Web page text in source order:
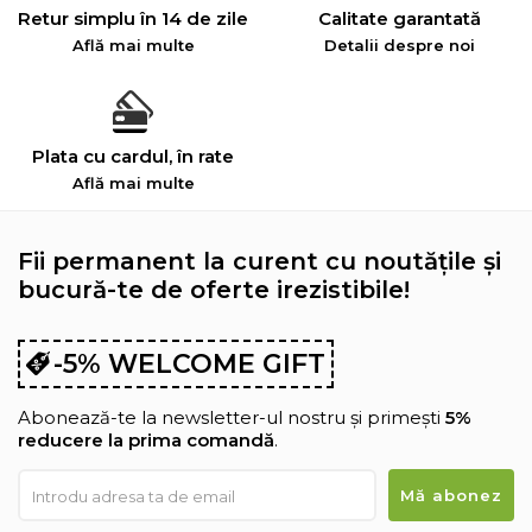
Retur simplu în 14 de zile
Află mai multe
Calitate garantată
Detalii despre noi
Plata cu cardul, în rate
Află mai multe
Fii permanent la curent cu noutățile și
bucură-te de oferte irezistibile!
-5% WELCOME GIFT
Abonează-te la newsletter-ul nostru și primești 5%
reducere la prima comandă.